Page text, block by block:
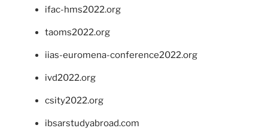
ifac-hms2022.org
taoms2022.org
iias-euromena-conference2022.org
ivd2022.org
csity2022.org
ibsarstudyabroad.com